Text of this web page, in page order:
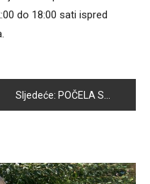
do 18:00 sati ispred
Sljedeće: POČELA SANACIJA KLIZIŠTA DRESKOVAČA